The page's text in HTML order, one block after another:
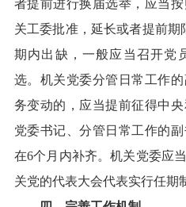
者提前进行换届选举，应当
关工委批准，延长或者提前
期内出缺，一般应当召开党
选。机关党委分管日常工作
务变动的，应当提前征得中
党委书记、分管日常工作的
在6个月内补齐。机关党委应
关党的代表大会代表实行任期